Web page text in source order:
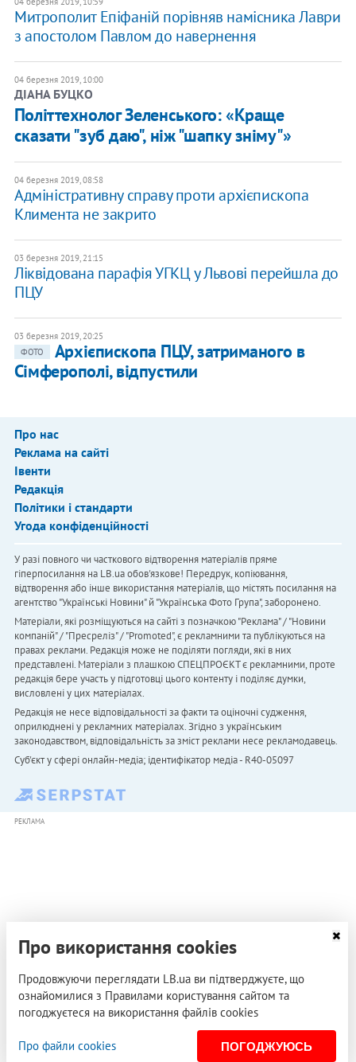
Митрополит Епіфаній порівняв намісника Лаври
з апостолом Павлом до навернення
04 березня 2019, 10:00
ДІАНА БУЦКО
Політтехнолог Зеленського: «Краще
сказати "зуб даю", ніж "шапку зніму"»
04 березня 2019, 08:58
Адміністративну справу проти архієпископа
Климента не закрито
03 березня 2019, 21:15
Ліквідована парафія УГКЦ у Львові перейшла до
ПЦУ
03 березня 2019, 20:25
ФОТО
Архієпископа ПЦУ, затриманого в
Сімферополі, відпустили
Про нас
Реклама на сайті
Івенти
Редакція
Політики і стандарти
Угода конфіденційності
У разі повного чи часткового відтворення матеріалів пряме
гіперпосилання на LB.ua обов'язкове! Передрук, копіювання,
відтворення або інше використання матеріалів, що містять посилання на
агентство "Українськi Новини" й "Українська Фото Група", заборонено.
Матеріали, які розміщуються на сайті з позначкою "Реклама" / "Новини
компаній" / "Пресреліз" / "Promoted", є рекламними та публікуються на
правах реклами. Редакція може не поділяти погляди, які в них
представлені. Матеріали з плашкою СПЕЦПРОЄКТ є рекламними, проте
редакція бере участь у підготовці цього контенту і поділяє думки,
висловлені у цих матеріалах.
Редакція не несе відповідальності за факти та оціночні судження,
оприлюднені у рекламних матеріалах. Згідно з українським
законодавством, відповідальність за зміст реклами несе рекламодавець.
Cуб'єкт у сфері онлайн-медіа; ідентифікатор медіа - R40-05097
РЕКЛАМА
Про використання cookies
Продовжуючи переглядати LB.ua ви підтверджуєте, що
ознайомилися з Правилами користування сайтом та
погоджуєтеся на використання файлів cookies
Про файли cookies ПОГОДЖУЮСЬ